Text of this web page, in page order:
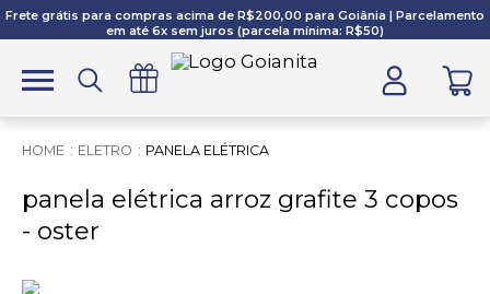
Frete grátis para compras acima de R$200,00 para Goiânia | Parcelamento
em até 6x sem juros (parcela mínima: R$50)
ELETRO PANELA ELÉTRICA
panela elétrica arroz grafite 3 copos
- oster